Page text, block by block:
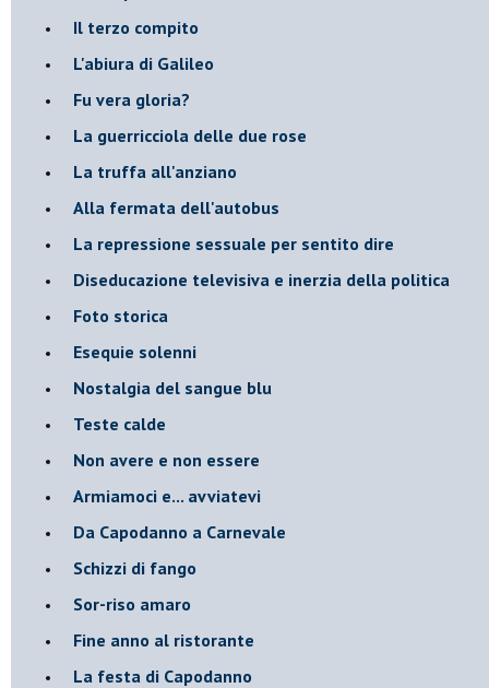
Il terzo compito
L'abiura di Galileo
Fu vera gloria?
La guerricciola delle due rose
La truffa all'anziano
Alla fermata dell'autobus
La repressione sessuale per sentito dire
Diseducazione televisiva e inerzia della politica
Foto storica
Esequie solenni
Nostalgia del sangue blu
Teste calde
Non avere e non essere
Armiamoci e... avviatevi
Da Capodanno a Carnevale
Schizzi di fango
Sor-riso amaro
Fine anno al ristorante
La festa di Capodanno